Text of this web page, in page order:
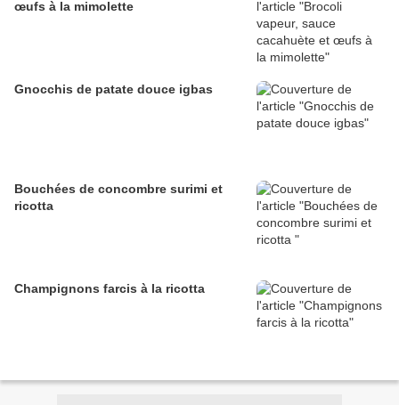
œufs à la mimolette
Gnocchis de patate douce igbas
Bouchées de concombre surimi et
ricotta
Champignons farcis à la ricotta